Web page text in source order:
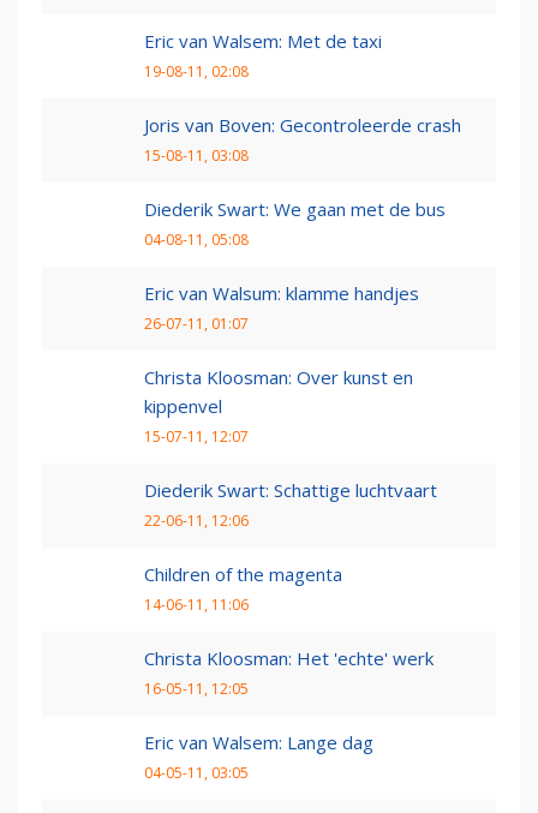
Eric van Walsem: Met de taxi
19-08-11, 02:08
Joris van Boven: Gecontroleerde crash
15-08-11, 03:08
Diederik Swart: We gaan met de bus
04-08-11, 05:08
Eric van Walsum: klamme handjes
26-07-11, 01:07
Christa Kloosman: Over kunst en
kippenvel
15-07-11, 12:07
Diederik Swart: Schattige luchtvaart
22-06-11, 12:06
Children of the magenta
14-06-11, 11:06
Christa Kloosman: Het 'echte' werk
16-05-11, 12:05
Eric van Walsem: Lange dag
04-05-11, 03:05